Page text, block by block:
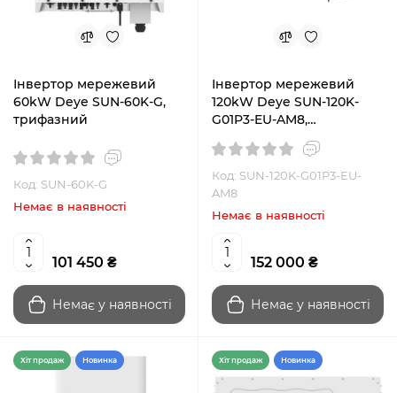
Інвертор мережевий
60kW Deye SUN-60K-G,
трифазний
Код: SUN-60K-G
Немає в наявності
101 450 ₴
Немає у наявності
Інвертор мережевий
120kW Deye SUN-120K-
G01P3-EU-AM8,
Код: SUN-120K-G01P3-EU-
AM8
Немає в наявності
152 000 ₴
Немає у наявності
Хiт продаж Новинка Хiт продаж Новинка